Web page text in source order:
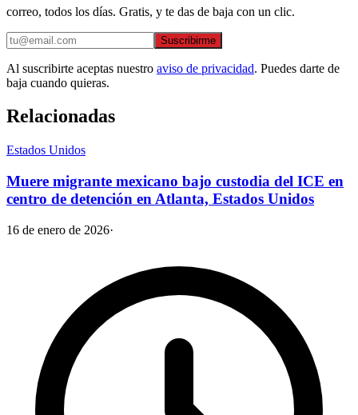
correo, todos los días. Gratis, y te das de baja con un clic.
Suscribirme
Al suscribirte aceptas nuestro aviso de privacidad. Puedes darte de
baja cuando quieras.
Relacionadas
Estados Unidos
Muere migrante mexicano bajo custodia del ICE en
centro de detención en Atlanta, Estados Unidos
16 de enero de 2026·